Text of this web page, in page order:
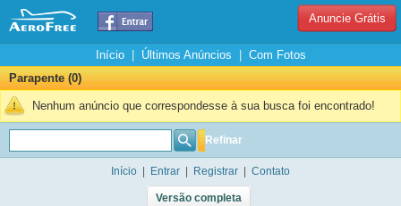
Anuncie Grátis
Início| Últimos Anúncios
Com Fotos
Parapente (0)
Nenhum anúncio que correspondesse à sua busca foi encontrado!
Refinar
Início Entrar Registrar Contato
Versão completa